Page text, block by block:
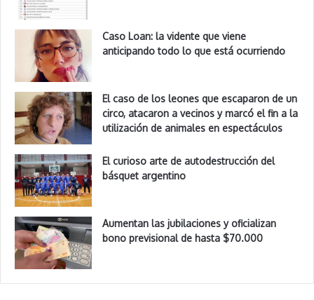
Caso Loan: la vidente que viene
anticipando todo lo que está ocurriendo
El caso de los leones que escaparon de un
circo, atacaron a vecinos y marcó el fin a la
utilización de animales en espectáculos
El curioso arte de autodestrucción del
básquet argentino
Aumentan las jubilaciones y oficializan
bono previsional de hasta $70.000